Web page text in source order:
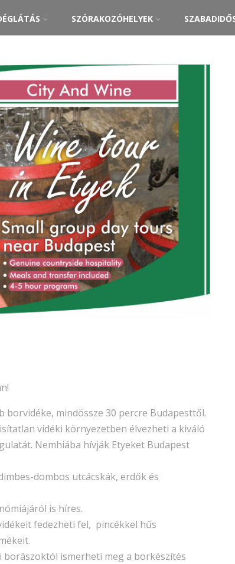
SZÓRAKOZÓHELYEK
mindössze 30 percre Budapesttől.
vidéki környezetben élvezheti a kiváló
Nemhiába hívják Etyeket Budapest
dombos utcácskák, erdők és
is híres.
fedezheti fel, pincékkel hűs
ismerheti meg a borkészítés